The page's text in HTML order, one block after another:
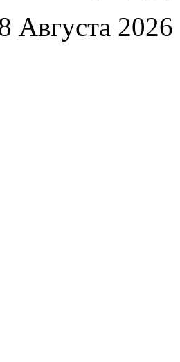
Августа 2026